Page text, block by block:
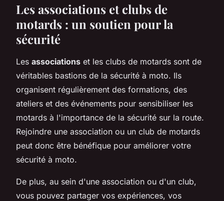
Les associations et clubs de
motards : un soutien pour la
sécurité
Les associations et les clubs de motards sont de
véritables bastions de la sécurité à moto. Ils
organisent régulièrement des formations, des
ateliers et des événements pour sensibiliser les
motards à l'importance de la sécurité sur la route.
Rejoindre une association ou un club de motards
peut donc être bénéfique pour améliorer votre
sécurité à moto.
De plus, au sein d'une association ou d'un club,
vous pouvez partager vos expériences, vos